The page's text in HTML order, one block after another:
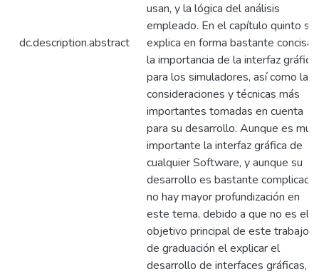
dc.description.abstract
usan, y la lógica del análisis
empleado. En el capítulo quinto se
explica en forma bastante concisa
la importancia de la interfaz gráfica
para los simuladores, así como las
consideraciones y técnicas más
importantes tomadas en cuenta
para su desarrollo. Aunque es muy
importante la interfaz gráfica de
cualquier Software, y aunque su
desarrollo es bastante complicado,
no hay mayor profundización en
este tema, debido a que no es el
objetivo principal de este trabajo
de graduación el explicar el
desarrollo de interfaces gráficas,